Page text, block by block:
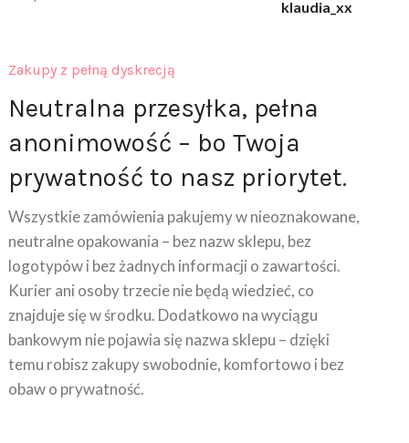
Zakupy z pełną dyskrecją
Neutralna przesyłka, pełna
anonimowość – bo Twoja
prywatność to nasz priorytet.
Wszystkie zamówienia pakujemy w nieoznakowane,
neutralne opakowania – bez nazw sklepu, bez
logotypów i bez żadnych informacji o zawartości.
Kurier ani osoby trzecie nie będą wiedzieć, co
znajduje się w środku. Dodatkowo na wyciągu
bankowym nie pojawia się nazwa sklepu – dzięki
temu robisz zakupy swobodnie, komfortowo i bez
obaw o prywatność.